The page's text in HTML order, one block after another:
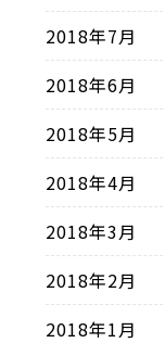
2018年7月
2018年6月
2018年5月
2018年4月
2018年3月
2018年2月
2018年1月